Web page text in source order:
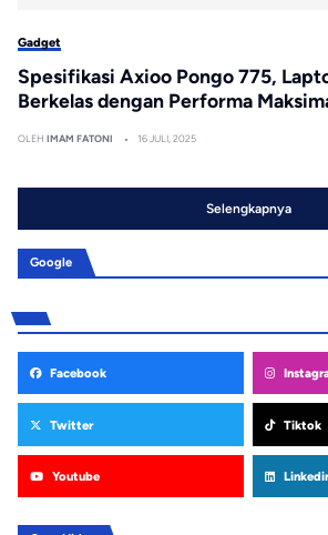
Gadget
Spesifikasi Axioo Pongo 775,
Berkelas dengan Performa
OLEH IMAM FATONI 16 JULI, 2025
Selengkapnya
Google
Facebook
Twitter Tiktok
Youtube